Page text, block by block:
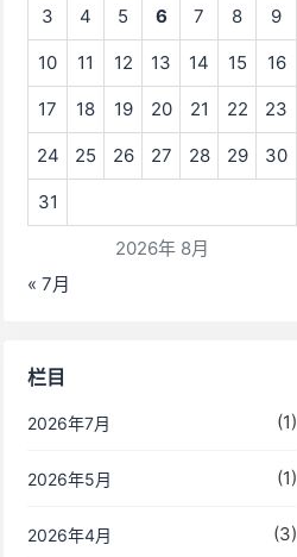
2026年 8月
3 4 5 6 7 8 9
10 11 12 13 14 15 16
17 18 19 20 21 22 23
24 25 26 27 28 29 30
31
« 7月
栏目
2026年7月 (1)
2026年5月 (1)
2026年4月 (3)